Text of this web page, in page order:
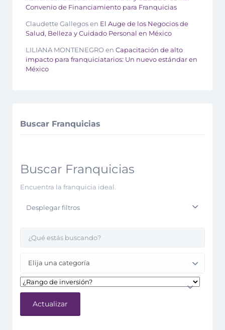
Convenio de Financiamiento para Franquicias
Claudette Gallegosen El Auge de los Negocios de
Salud, Belleza y Cuidado Personal en México
LILIANA MONTENEGROen Capacitación de alto
impacto para franquiciatarios: Un nuevo estándar en
México
Buscar Franquicias
Buscar Franquicias
Encuentra la franquicia ideal.
Desplegar filtros
Elija una categoría
Actualizar